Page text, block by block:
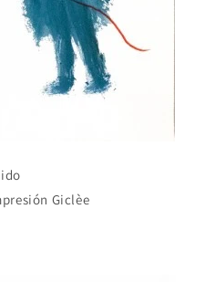
Giclèe